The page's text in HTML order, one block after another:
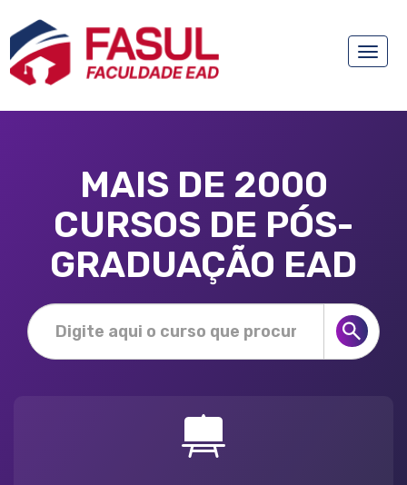
Toggle
MAIS DE 2000
CURSOS DE PÓS-
GRADUAÇÃO EAD